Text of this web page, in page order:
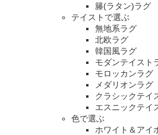
籐(ラタン)ラグ
テイストで選ぶ
無地系ラグ
北欧ラグ
韓国風ラグ
モダンテイスト
モロッカンラグ
メダリオンラグ
クラシックテイ
エスニックテイ
色で選ぶ
ホワイト＆アイ